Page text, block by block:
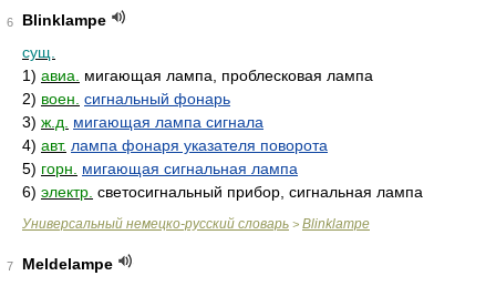
6
Blinklampe
сущ.
1) авиа.
мигающая лампа, проблесковая лампа
2) воен. сигнальный фонарь
3) ж.д.
мигающая лампа сигнала
4) авт. лампа фонаря указателя поворота
5) горн.
мигающая сигнальная лампа
6) электр. светосигнальный прибор, сигнальная лампа
Универсальный немецко-русский словарь > Blinklampe
7
Meldelampe